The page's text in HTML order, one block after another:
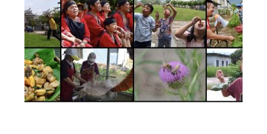
歡迎來部落
旅遊資訊
部落美食
原民文創